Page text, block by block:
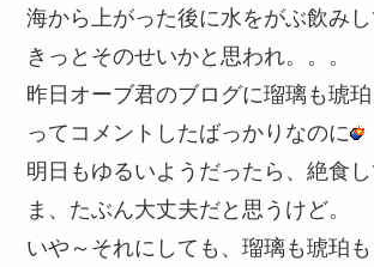
海から上がった後に水をがぶ飲みし
きっとそのせいかと思われ。。。
昨日オーブ君のブログに瑠璃も琥
ってコメントしたばっかりなのに
明日もゆるいようだったら、絶食し
ま、たぶん大丈夫だと思うけど。
いや～それにしても、瑠璃も琥珀